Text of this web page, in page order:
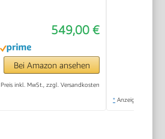
549,00 €
Bei Amazon ansehen
Preis inkl. MwSt., zzgl. Versandkosten
* Anzeige